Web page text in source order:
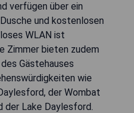
verfügen über ein
und kostenlosen
WLAN ist
Zimmer bieten zudem
Gästehauses
wie
der Wombat
der Lake Daylesford.